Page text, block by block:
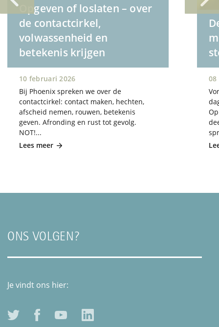
Opgeven of loslaten – over
de contactcirkel,
volwassenheid en
betekenis krijgen
10 februari 2026
Bij Phoenix spreken we over de
contactcirkel: contact maken, hechten,
afscheid nemen, rouwen, betekenis
geven. Afronding en rust tot gevolg.
NOT!...
Lees meer
08
ONS VOLGEN?
Je vindt ons hier: